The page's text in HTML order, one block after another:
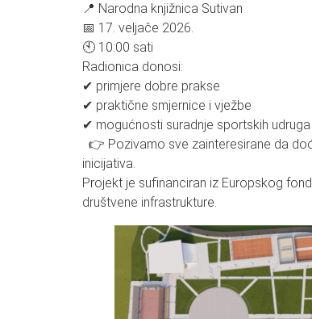
📍 Narodna knjižnica Sutivan
📅 17. veljače 2026.
🕙 10:00 sati
Radionica donosi:
✔ primjere dobre prakse
✔ praktične smjernice i vježbe
✔ mogućnosti suradnje sportskih
👉 Pozivamo sve zainteresirane da
inicijativa.
Projekt je sufinanciran iz Europskog
društvene infrastrukture.